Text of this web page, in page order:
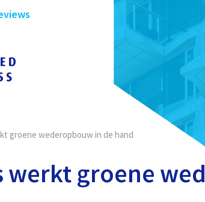
groene wederopbouw in de hand
werkt groene